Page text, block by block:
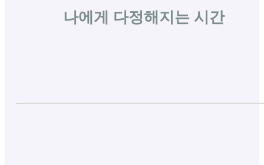
나에게 다정해지는 시간